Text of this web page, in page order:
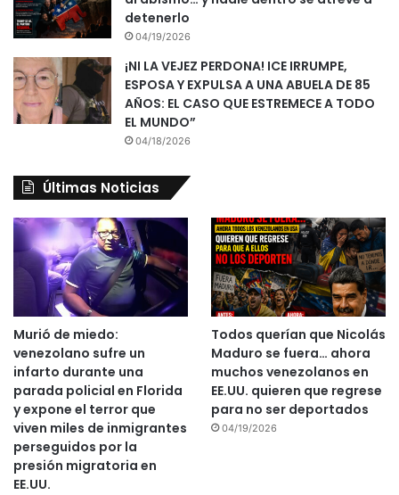
detenerlo
04/19/2026
¡NI LA VEJEZ PERDONA! ICE IRRUMPE,
ESPOSA Y EXPULSA A UNA ABUELA DE 85
AÑOS: EL CASO QUE ESTREMECE A TODO
EL MUNDO”
04/18/2026
Últimas Noticias
Murió de miedo:
venezolano sufre un
infarto durante una
parada policial en Florida
y expone el terror que
viven miles de inmigrantes
perseguidos por la
presión migratoria en
EE.UU.
Todos querían que Nicolás
Maduro se fuera… ahora
muchos venezolanos en
EE.UU. quieren que regrese
para no ser deportados
04/19/2026